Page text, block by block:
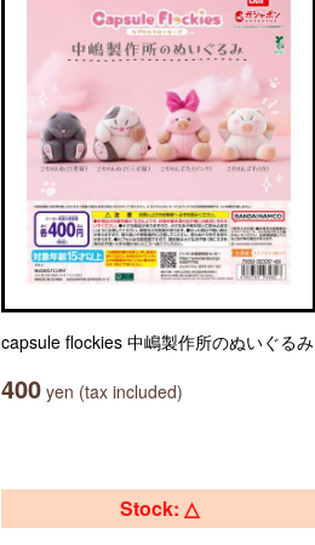
capsule flockies 中嶋製作所のぬいぐるみ
400 yen (tax included)
Stock: △